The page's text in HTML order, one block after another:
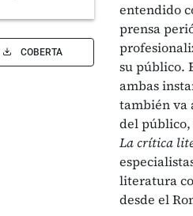
COBERTA
entendido
prensa
su público.
ambas
también va
del público,
La crítica
literatura
desde el